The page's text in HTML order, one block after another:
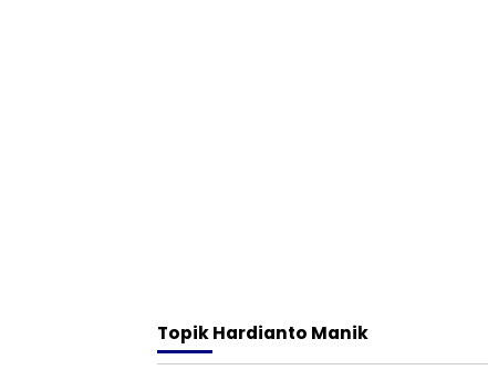
TopikHardianto Manik